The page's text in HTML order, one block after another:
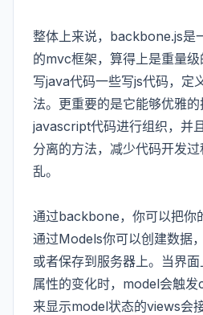
整体上来说，backbone.js是
的mvc框架，算得上是重量
写java代码一些写js代码，定
法。更重要的是它能够优雅
javascript代码进行组织，并
分离的方法，减少代码开发
乱。
通过backbone，你可以把你
通过Models你可以创建数据
或者保存到服务器上。当界
属性的变化时，model会触
来显示model状态的views会